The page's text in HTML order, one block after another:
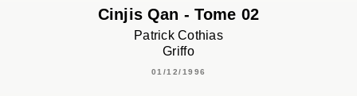
Cinjis Qan - Tome 02
Patrick Cothias
Griffo
01/12/1996